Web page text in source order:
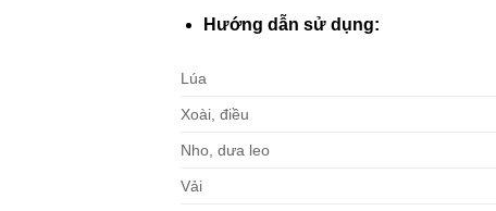
Hướng dẫn sử dụng:
Lúa
Xoài, điều
Nho, dưa leo
Vải